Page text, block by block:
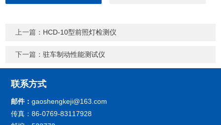
上一篇： HCD-10型前照灯检测仪
下一篇：驻车制动性能测试仪
联系方式
邮件：gaoshengkeji@163.com
传真：86-0769-83117928